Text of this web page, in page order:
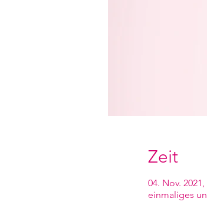
Zeit
04. Nov.
einmaliges